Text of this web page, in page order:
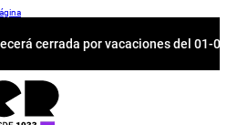
cerrada por vacaciones del 01-